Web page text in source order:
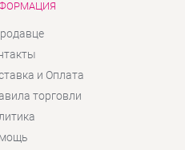
и Оплата
торговли